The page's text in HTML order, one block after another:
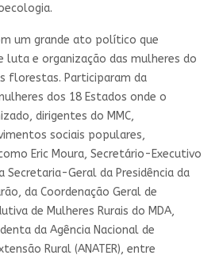
um grande ato político que
luta e organização das mulheres do
florestas. Participaram da
dos 18 Estados onde o
dirigentes do MMC,
sociais populares,
Eric Moura, Secretário-Executivo
Secretaria-Geral da Presidência da
da Coordenação Geral de
de Mulheres Rurais do MDA,
da Agência Nacional de
Rural (ANATER), entre